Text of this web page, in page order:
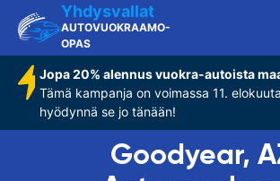
Yhdysvallat
AUTOVUOKRAAMO-
OPAS
Jopa 20% alennus vuokra-autoista
Tämä kampanja on voimassa 11.
hyödynnä se jo tänään!
Goodyear,